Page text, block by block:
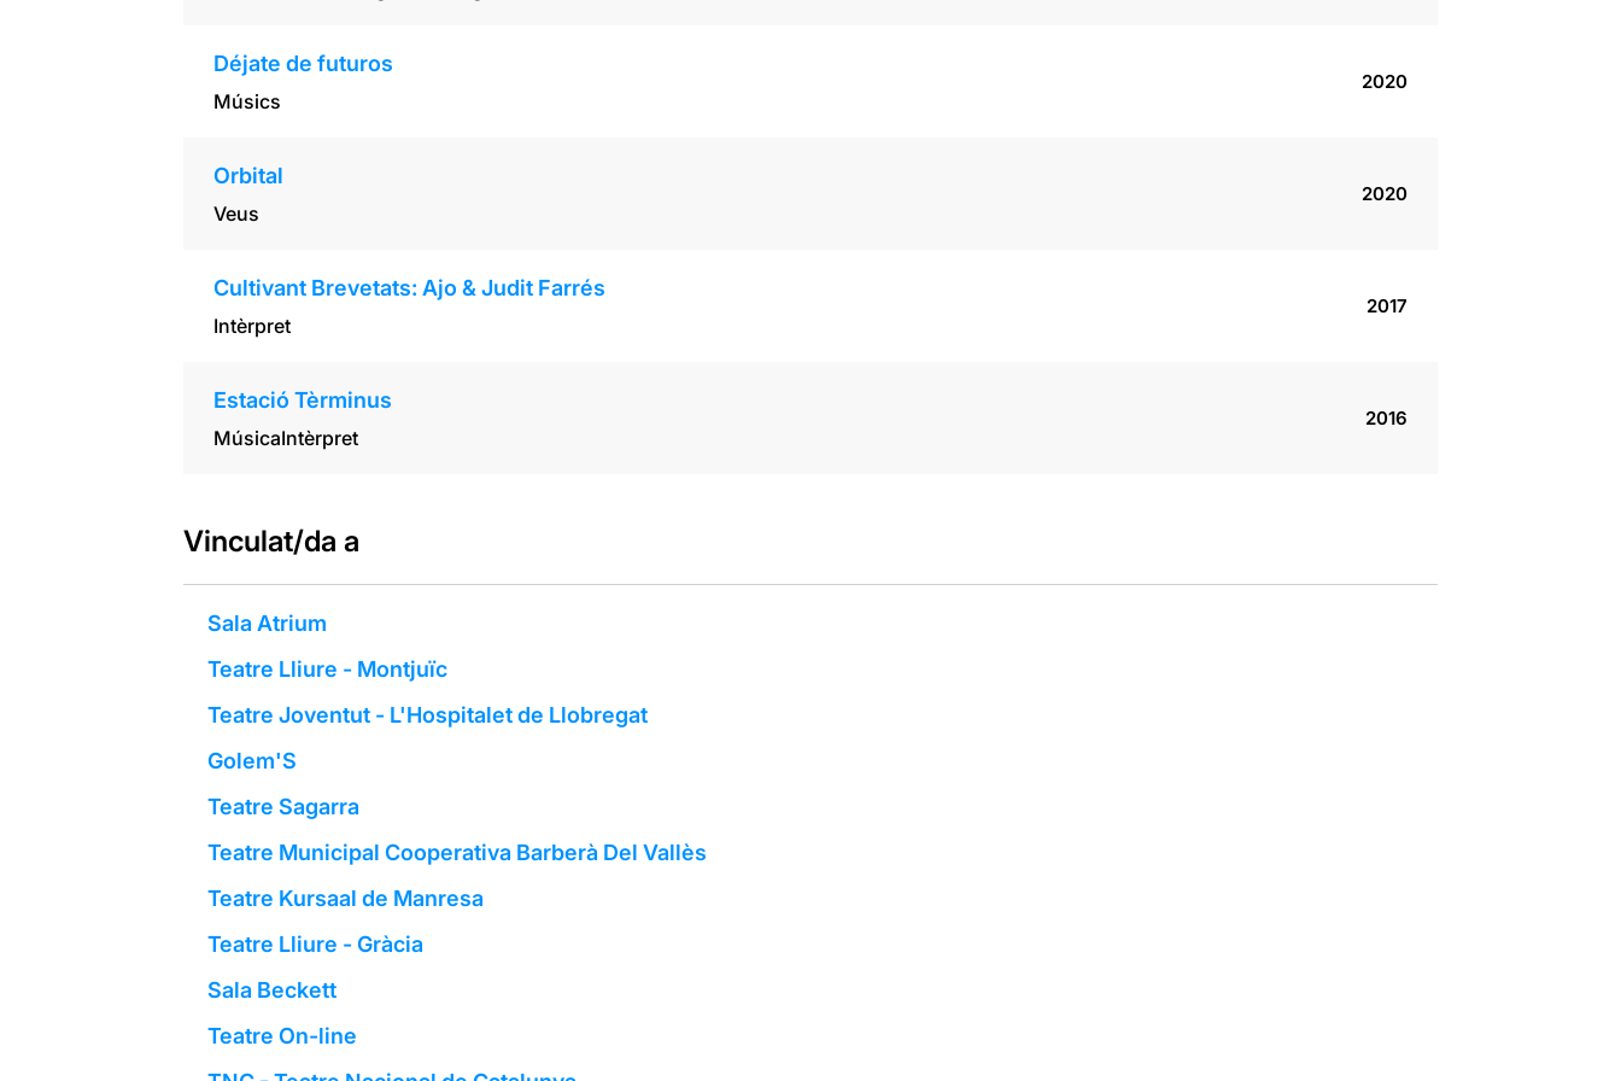
Déjate de futuros
Músics
2020
Orbital
Veus
2020
Cultivant Brevetats: Ajo & Judit Farrés
Intèrpret
2017
Estació Tèrminus
MúsicaIntèrpret
2016
Vinculat/da a
Sala Atrium
Teatre Lliure - Montjuïc
Teatre Joventut - L'Hospitalet de Llobregat
Golem'S
Teatre Sagarra
Teatre Municipal Cooperativa Barberà Del Vallès
Teatre Kursaal de Manresa
Teatre Lliure - Gràcia
Sala Beckett
Teatre On-line